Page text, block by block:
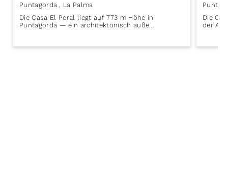
Puntagorda , La Palma
Die Casa El Peral liegt auf 773 m Höhe in
Puntagorda — ein architektonisch auße…
Die
der